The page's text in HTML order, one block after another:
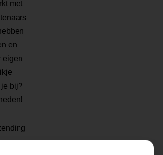
met
en
eigen
bij?